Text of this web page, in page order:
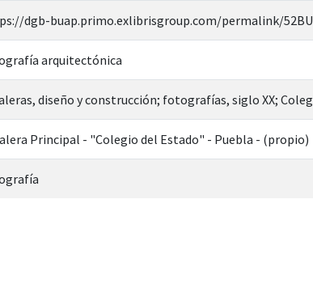
dgb-buap.primo.exlibrisgroup.com/permalink/
arquitectónica
diseño y construcción; fotografías, siglo XX;
Principal - "Colegio del Estado" - Puebla - (propio)